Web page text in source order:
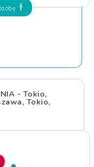
- Tokio,
Tokio,